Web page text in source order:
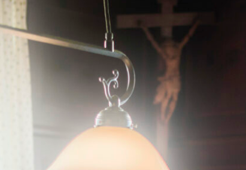
Kloster Fürstelfeld © Oberbayern / Peter von Felbert
Zahlreiche Klöster, Kirchen und Kapellen säumen den Weg,
die UNESCO-Weltkulturerbe ist. Wir haben fünf der
denen sich ein Besuch garantiert lohnt.